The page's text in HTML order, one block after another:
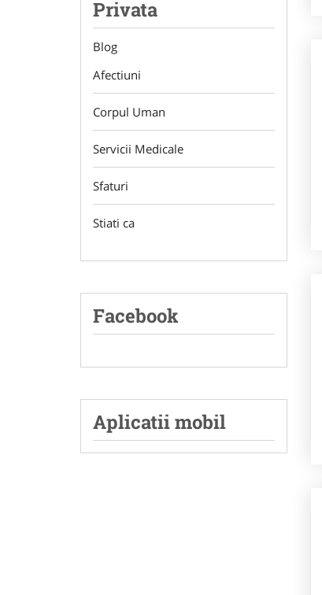
Privata
Blog
Afectiuni
Corpul Uman
Servicii Medicale
Sfaturi
Stiati ca
Facebook
Aplicatii mobil